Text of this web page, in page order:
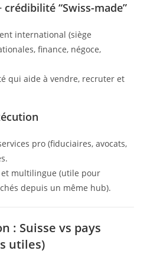
“Swiss-made”
international (siège
finance, négoce,
qui aide à vendre, recruter et
pro (fiduciaires, avocats,
multilingue (utile pour
depuis un même hub).
: Suisse vs pays
utiles)